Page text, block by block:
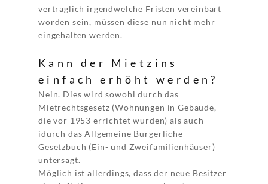
vertraglich irgendwelche Fristen vereinbart
worden sein, müssen diese nun nicht mehr
eingehalten werden.
Kann der Mietzins
einfach erhöht werden?
Nein. Dies wird sowohl durch das
Mietrechtsgesetz (Wohnungen in Gebäude,
die vor 1953 errichtet wurden) als auch
idurch das Allgemeine Bürgerliche
Gesetzbuch (Ein- und Zweifamilienhäuser)
untersagt.
Möglich ist allerdings, dass der neue Besitzer